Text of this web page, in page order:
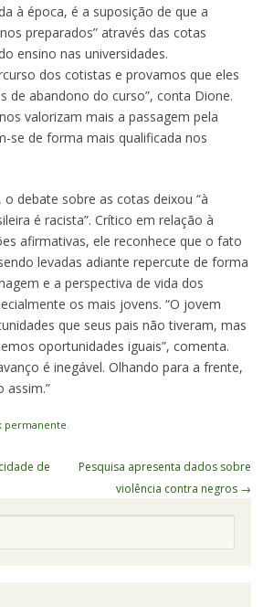
à época, é a suposição de que a
preparados” através das cotas
ensino nas universidades.
dos cotistas e provamos que eles
de abandono do curso”, conta Dione.
valorizam mais a passagem pela
se de forma mais qualificada nos
debate sobre as cotas deixou “à
é racista”. Crítico em relação à
afirmativas, ele reconhece que o fato
levadas adiante repercute de forma
e a perspectiva de vida dos
os mais jovens. “O jovem
que seus pais não tiveram, mas
oportunidades iguais”, comenta.
é inegável. Olhando para a frente,
assim.”
permanente
de
Pesquisa apresenta dados sobre
violência contra negros →